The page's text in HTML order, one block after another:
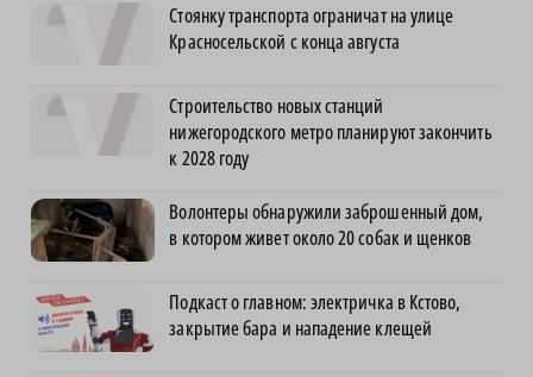
Стоянку транспорта ограничат на улице
Красносельской с конца августа
Строительство новых станций
нижегородского метро планируют закончить
к 2028 году
Волонтеры обнаружили заброшенный дом,
в котором живет около 20 собак и щенков
Подкаст о главном: электричка в Кстово,
закрытие бара и нападение клещей